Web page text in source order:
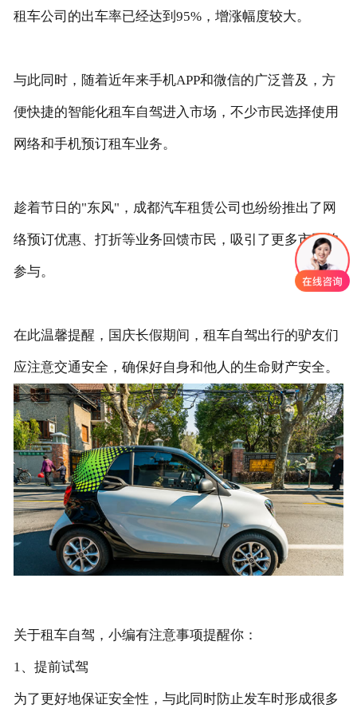
租车公司的出车率已经达到95%，增涨幅度较大。
与此同时，随着近年来手机APP和微信的广泛普及，方
便快捷的智能化租车自驾进入市场，不少市民选择使用
网络和手机预订租车业务。
趁着节日的"东风"，成都汽车租赁公司也纷纷推出了网
络预订优惠、打折等业务回馈市民，吸引了更多市民的
参与。
在此温馨提醒，国庆长假期间，租车自驾出行的驴友们
应注意交通安全，确保好自身和他人的生命财产安全。
关于租车自驾，小编有注意事项提醒你：
1、提前试驾
为了更好地保证安全性，与此同时防止发车时形成很多